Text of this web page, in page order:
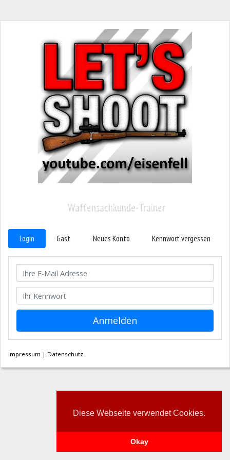
Diese Webseite verwendet Cookies.
Okay
Waffensachkunde-Trainer
Login Gast Neues Konto Kennwort vergessen
Ihr Benutzername
Ihr Kennwort
Anmelden
Impressum | Datenschutz